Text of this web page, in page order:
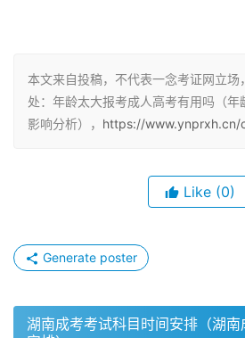
考生则需要提供高中、中专或技校
名，也就是说，成人高考对于年龄
示，成人高考年龄限制是必须年满
政策是指在成人高考的录取中，对
岁的考生可以在录取时享受加分待
本文来自投稿，不代表一念考证网立场
处：年龄太大报考成人高考有用吗（年
影响分析）， https://www.ynprxh.cn/
Like (0)
Generate poster
湖南成考考试科目时间安排（湖